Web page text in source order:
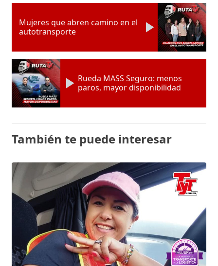
Mujeres que abren camino en el
autotransporte
Rueda MASS Seguro: menos
paros, mayor disponibilidad
También te puede interesar